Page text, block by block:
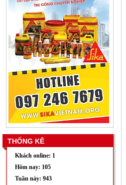
THỐNG KÊ
Khách online: 1
Hôm nay: 105
Tuần này: 943